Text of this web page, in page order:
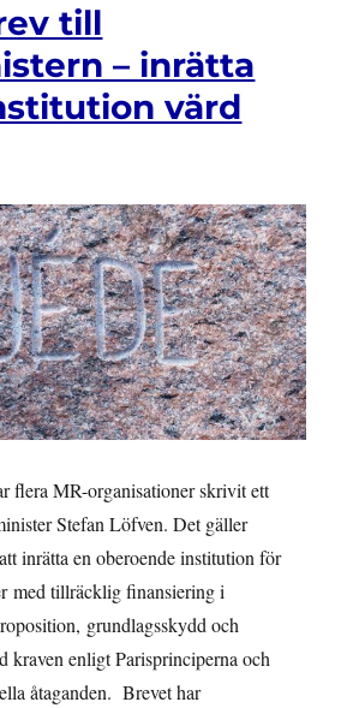
till
– inrätta
värd
flera MR-organisationer skrivit ett
Stefan Löfven. Det gäller
inrätta en oberoende institution för
med tillräcklig finansiering i
grundlagsskydd och
kraven enligt Parisprinciperna och
åtaganden. Brevet har